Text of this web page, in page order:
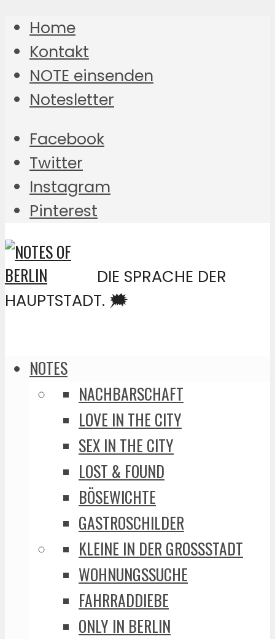
Home
Kontakt
NOTE einsenden
Notesletter
Facebook
Twitter
Instagram
Pinterest
DIE SPRACHE DER
HAUPTSTADT. 🗯️
NOTES
NACHBARSCHAFT
LOVE IN THE CITY
SEX IN THE CITY
LOST & FOUND
BÖSEWICHTE
GASTROSCHILDER
KLEINE IN DER GROSSSTADT
WOHNUNGSSUCHE
FAHRRADDIEBE
ONLY IN BERLIN